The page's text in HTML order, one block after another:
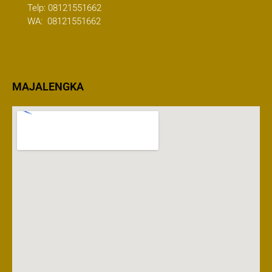
MAJALENGKA
Telp: 08121551662
WA: 08121551662